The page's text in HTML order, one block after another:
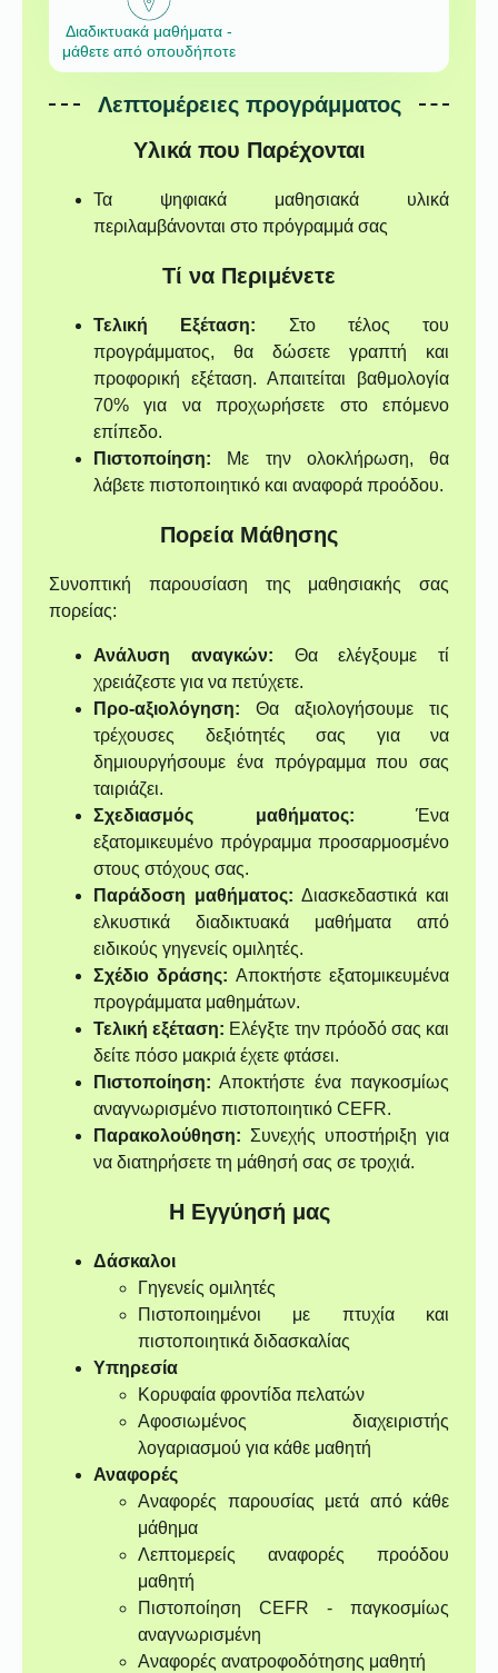
Διαδικτυακά μαθήματα -
μάθετε από οπουδήποτε
Λεπτομέρειες προγράμματος
Υλικά που Παρέχονται
Τα ψηφιακά μαθησιακά υλικά
περιλαμβάνονται στο πρόγραμμά σας
Τί να Περιμένετε
Τελική Εξέταση: Στο τέλος του
προγράμματος, θα δώσετε γραπτή και
προφορική εξέταση. Απαιτείται βαθμολογία
70% για να προχωρήσετε στο επόμενο
επίπεδο.
Πιστοποίηση: Με την ολοκλήρωση, θα
λάβετε πιστοποιητικό και αναφορά προόδου.
Πορεία Μάθησης
Συνοπτική παρουσίαση της μαθησιακής σας
πορείας:
Ανάλυση αναγκών: Θα ελέγξουμε τί
χρειάζεστε για να πετύχετε.
Προ-αξιολόγηση: Θα αξιολογήσουμε τις
τρέχουσες δεξιότητές σας για να
δημιουργήσουμε ένα πρόγραμμα που σας
ταιριάζει.
Σχεδιασμός μαθήματος: Ένα
εξατομικευμένο πρόγραμμα προσαρμοσμένο
στους στόχους σας.
Παράδοση μαθήματος: Διασκεδαστικά και
ελκυστικά διαδικτυακά μαθήματα από
ειδικούς γηγενείς ομιλητές.
Σχέδιο δράσης: Αποκτήστε εξατομικευμένα
προγράμματα μαθημάτων.
Τελική εξέταση: Ελέγξτε την πρόοδό σας και
δείτε πόσο μακριά έχετε φτάσει.
Πιστοποίηση: Αποκτήστε ένα παγκοσμίως
αναγνωρισμένο πιστοποιητικό CEFR.
Παρακολούθηση: Συνεχής υποστήριξη για
να διατηρήσετε τη μάθησή σας σε τροχιά.
Η Εγγύησή μας
Δάσκαλοι
Γηγενείς ομιλητές
Πιστοποιημένοι με πτυχία και
πιστοποιητικά διδασκαλίας
Υπηρεσία
Κορυφαία φροντίδα πελατών
Αφοσιωμένος διαχειριστής
λογαριασμού για κάθε μαθητή
Αναφορές
Αναφορές παρουσίας μετά από κάθε
μάθημα
Λεπτομερείς αναφορές προόδου
μαθητή
Πιστοποίηση CEFR - παγκοσμίως
αναγνωρισμένη
Αναφορές ανατροφοδότησης μαθητή